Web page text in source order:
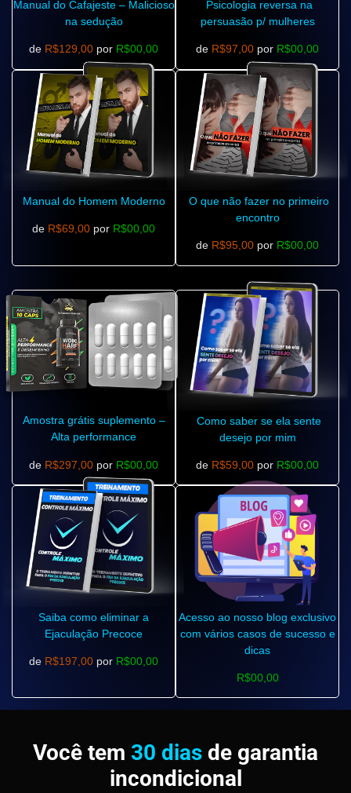
Manual do Cafajeste – Malicioso
na sedução
de R$129,00 por R$00,00
Psicologia reversa na
persuasão p/ mulheres
de R$97,00 por R$00,00
Manual do Homem Moderno
de R$69,00 por R$00,00
O que não fazer no primeiro
encontro
de R$95,00 por R$00,00
Amostra grátis suplemento –
Alta performance
de R$297,00 por R$00,00
Como saber se ela sente
desejo por mim
de R$59,00 por R$00,00
Saiba como eliminar a
Ejaculação Precoce
de R$197,00 por R$00,00
Acesso ao nosso blog exclusivo
com vários casos de sucesso e
dicas
R$00,00
Você tem 30 dias de garantia
incondicional